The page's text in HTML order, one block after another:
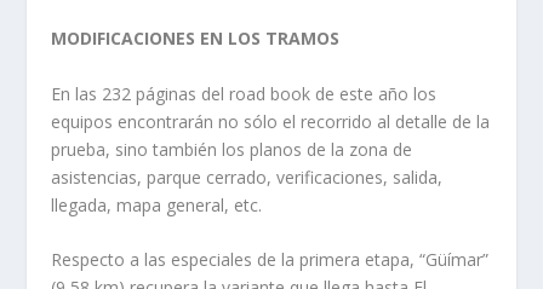
MODIFICACIONES EN LOS TRAMOS
En las 232 páginas del road book de este año los
equipos encontrarán no sólo el recorrido al detalle de la
prueba, sino también los planos de la zona de
asistencias, parque cerrado, verificaciones, salida,
llegada, mapa general, etc.
Respecto a las especiales de la primera etapa, “Güímar”